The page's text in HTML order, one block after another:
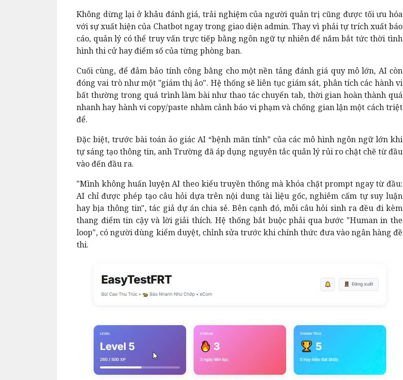
Không dừng lại ở khâu đánh giá, trải nghiệm của người quản trị cũng được tối ưu hóa
với sự xuất hiện của Chatbot ngay trong giao diện admin. Thay vì phải tự trích xuất báo
cáo, quản lý có thể truy vấn trực tiếp bằng ngôn ngữ tự nhiên để nắm bắt tức thời tình
hình thi cử hay điểm số của từng phòng ban.
Cuối cùng, để đảm bảo tính công bằng cho một nền tảng đánh giá quy mô lớn, AI còn
đóng vai trò như một "giám thị ảo". Hệ thống sẽ liên tục giám sát, phân tích các hành vi
bất thường trong quá trình làm bài như thao tác chuyển tab, thời gian hoàn thành quá
nhanh hay hành vi copy/paste nhằm cảnh báo vi phạm và chống gian lận một cách triệt
để.
Đặc biệt, trước bài toán ảo giác AI “bệnh mãn tính” của các mô hình ngôn ngữ lớn khi
tự sáng tạo thông tin, anh Trường đã áp dụng nguyên tắc quản lý rủi ro chặt chẽ từ đầu
vào đến đầu ra.
"Mình không huấn luyện AI theo kiểu truyền thống mà khóa chặt prompt ngay từ đầu:
AI chỉ được phép tạo câu hỏi dựa trên nội dung tài liệu gốc, nghiêm cấm tự suy luận
hay bịa thông tin", tác giả dự án chia sẻ. Bên cạnh đó, mỗi câu hỏi sinh ra đều đi kèm
thang điểm tin cậy và lời giải thích. Hệ thống bắt buộc phải qua bước "Human in the
loop", có người dùng kiểm duyệt, chỉnh sửa trước khi chính thức đưa vào ngân hàng đề
thi.